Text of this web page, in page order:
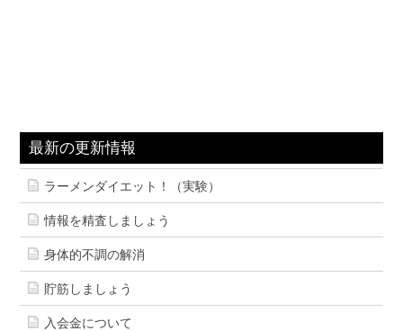
最新の更新情報
ラーメンダイエット！（実験）
情報を精査しましょう
身体的不調の解消
貯筋しましょう
入会金について